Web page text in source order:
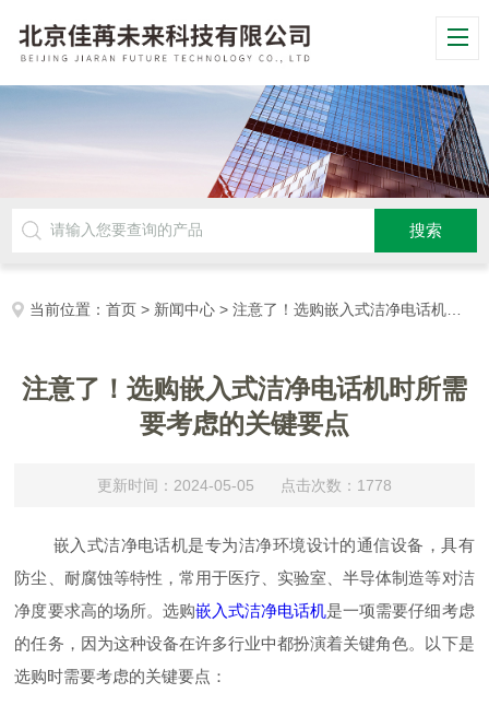
当前位置：首页 > 新闻中心 > 注意了！选购嵌入式洁净电话机时所需要考虑的关键要点
注意了！选购嵌入式洁净电话机时所需
要考虑的关键要点
更新时间：2024-05-05 点击次数：1778
嵌入式洁净电话机是专为洁净环境设计的通信设备，具有
防尘、耐腐蚀等特性，常用于医疗、实验室、半导体制造等对洁
净度要求高的场所。选购嵌入式洁净电话机是一项需要仔细考虑
的任务，因为这种设备在许多行业中都扮演着关键角色。以下是
选购时需要考虑的关键要点：